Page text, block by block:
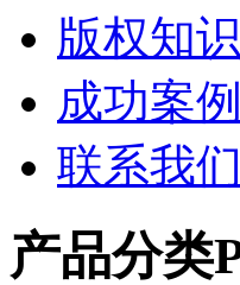
版权知识
成功案例
联系我们
产品分类